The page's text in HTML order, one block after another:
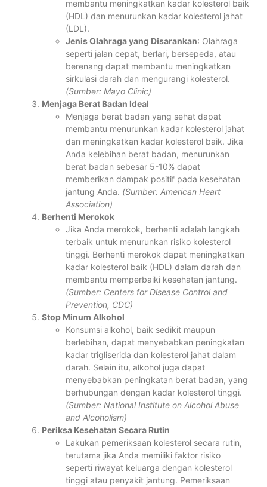
membantu meningkatkan kadar kolesterol baik
(HDL) dan menurunkan kadar kolesterol jahat
(LDL).
Jenis Olahraga yang Disarankan: Olahraga
seperti jalan cepat, berlari, bersepeda, atau
berenang dapat membantu meningkatkan
sirkulasi darah dan mengurangi kolesterol.
(Sumber: Mayo Clinic)
Menjaga Berat Badan Ideal
Menjaga berat badan yang sehat dapat
membantu menurunkan kadar kolesterol jahat
dan meningkatkan kadar kolesterol baik. Jika
Anda kelebihan berat badan, menurunkan
berat badan sebesar 5-10% dapat
memberikan dampak positif pada kesehatan
jantung Anda. (Sumber: American Heart
Association)
Berhenti Merokok
Jika Anda merokok, berhenti adalah langkah
terbaik untuk menurunkan risiko kolesterol
tinggi. Berhenti merokok dapat meningkatkan
kadar kolesterol baik (HDL) dalam darah dan
membantu memperbaiki kesehatan jantung.
(Sumber: Centers for Disease Control and
Prevention, CDC)
Stop Minum Alkohol
Konsumsi alkohol, baik sedikit maupun
berlebihan, dapat menyebabkan peningkatan
kadar trigliserida dan kolesterol jahat dalam
darah. Selain itu, alkohol juga dapat
menyebabkan peningkatan berat badan, yang
berhubungan dengan kadar kolesterol tinggi.
(Sumber: National Institute on Alcohol Abuse
and Alcoholism)
Periksa Kesehatan Secara Rutin
Lakukan pemeriksaan kolesterol secara rutin,
terutama jika Anda memiliki faktor risiko
seperti riwayat keluarga dengan kolesterol
tinggi atau penyakit jantung. Pemeriksaan